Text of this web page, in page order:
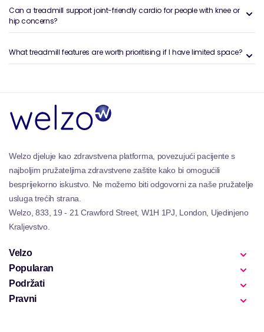
Can a treadmill support joint-friendly cardio for people with knee or
hip concerns?
What treadmill features are worth prioritising if I have limited space?
Welzo djeluje kao zdravstvena platforma, povezujući pacijente s
najboljim pružateljima zdravstvene zaštite kako bi omogućili
besprijekorno iskustvo. Ne možemo biti odgovorni za naše pružatelje
usluga trećih strana.
Welzo, 833, 19 - 21 Crawford Street, W1H 1PJ, London, Ujedinjeno
Kraljevstvo.
Velzo
Popularan
Podržati
Pravni